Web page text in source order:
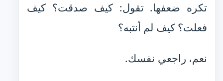
تكره ضعفها. تقول: كيف صدقت؟ كيف
فعلت؟ كيف لم أنتبه؟
نعم، راجعي نفسك.